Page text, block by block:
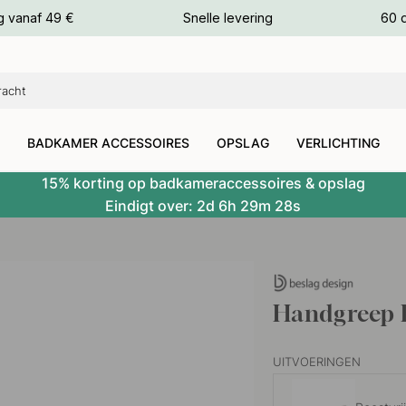
vanaf 49 € Snelle levering 60
BADKAMER ACCESSOIRES OPSLAG VERLICHTING
15% korting op badkameraccessoires & opslag
Eindigt over: 2d 6h 29m 28s
Handgreep
UITVOERINGEN